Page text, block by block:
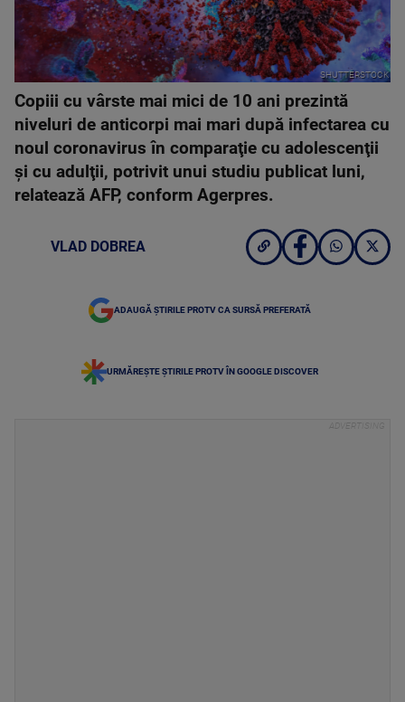
SHUTTERSTOCK
Copiii cu vârste mai mici de 10 ani prezintă
niveluri de anticorpi mai mari după infectarea cu
noul coronavirus în comparaţie cu adolescenţii
şi cu adulţii, potrivit unui studiu publicat luni,
relatează AFP, conform Agerpres.
VLAD DOBREA
ADAUGĂ ȘTIRILE PROTV CA SURSĂ PREFERATĂ
URMĂREȘTE ȘTIRILE PROTV ÎN GOOGLE DISCOVER